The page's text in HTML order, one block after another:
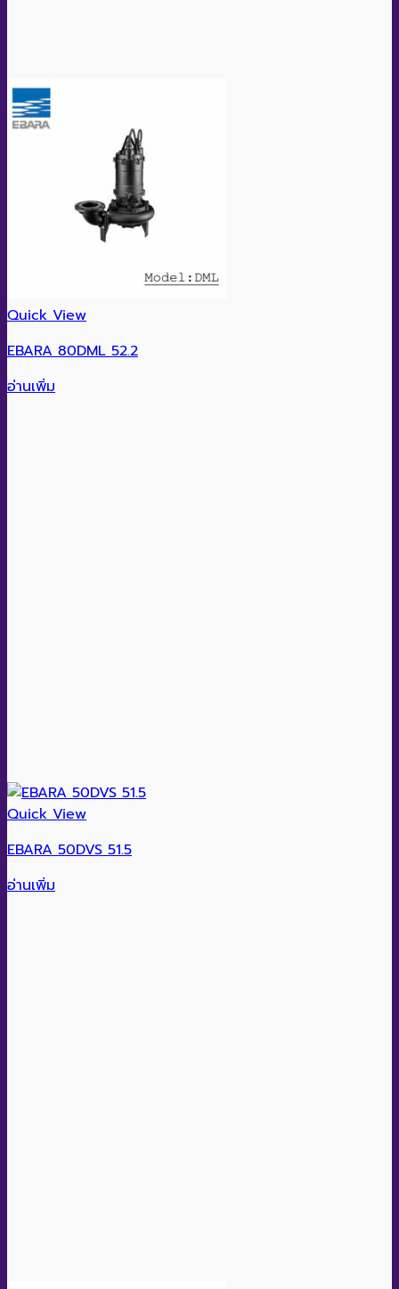
Quick View
EBARA 80DML 52.2
อ่านเพิ่ม
Quick View
EBARA 50DVS 51.5
อ่านเพิ่ม